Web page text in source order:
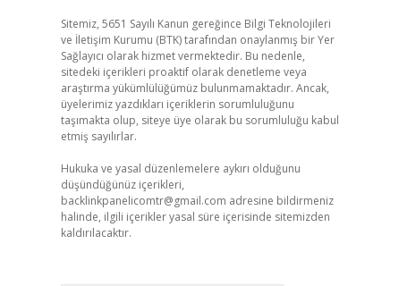
Sitemiz, 5651 Sayılı Kanun gereğince Bilgi Teknolojileri
ve İletişim Kurumu (BTK) tarafından onaylanmış bir Yer
Sağlayıcı olarak hizmet vermektedir. Bu nedenle,
sitedeki içerikleri proaktif olarak denetleme veya
araştırma yükümlülüğümüz bulunmamaktadır. Ancak,
üyelerimiz yazdıkları içeriklerin sorumluluğunu
taşımakta olup, siteye üye olarak bu sorumluluğu kabul
etmiş sayılırlar.
Hukuka ve yasal düzenlemelere aykırı olduğunu
düşündüğünüz içerikleri,
backlinkpanelicomtr@gmail.com adresine bildirmeniz
halinde, ilgili içerikler yasal süre içerisinde sitemizden
kaldırılacaktır.